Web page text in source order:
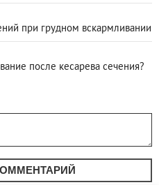
при грудном вскармливании
после кесарева сечения?